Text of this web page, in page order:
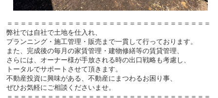
＝＝＝＝＝＝＝＝＝＝＝＝＝＝＝＝＝＝＝＝＝＝＝＝＝＝＝＝＝＝
弊社では自社で土地を仕入れ、
プランニング・施工管理・販売まで一貫して行っております。
また、完成後の毎月の家賃管理・建物修繕等の賃貸管理、
さらには、オーナー様が手放される時の出口戦略も考慮し、
トータルでサポートさせて頂きます。
不動産投資に興味がある、不動産にまつわるお困り事、
ぜひお気軽にご相談くださいませ。